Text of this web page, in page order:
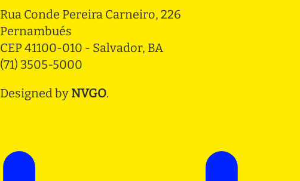
Rua Conde Pereira Carneiro, 226
Pernambués
CEP 41100-010 - Salvador, BA
(71) 3505-5000
Designed by NVGO.